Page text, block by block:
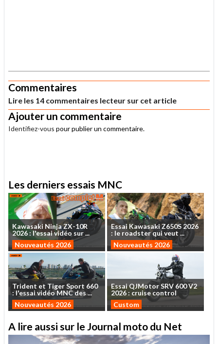
Commentaires
Lire les 14 commentaires lecteur sur cet article
Ajouter un commentaire
Identifiez-vous pour publier un commentaire.
Les derniers essais MNC
Kawasaki NinjaZX-10R
2026: l'essaividéo sur...
Nouveautés 2026
Essai Kawasaki Z650S 2026
: le roadsterquiveut ...
Nouveautés 2026
Trident et TigerSport 660
: l'essaividéo MNCdes...
Nouveautés 2026
EssaiQJMotorSRV 600V2
2026 : cruise control
Custom
A lire aussi sur le Journal moto du Net